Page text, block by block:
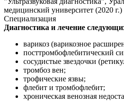
медицинский университет (2020 г.)
Специализация
Диагностика и лечение
варикоз (варикозное
посттромбофлебитический
сосудистые звездочки
тромбоз вен;
трофические язвы;
флебит и тромбофлебит;
хроническая венозная